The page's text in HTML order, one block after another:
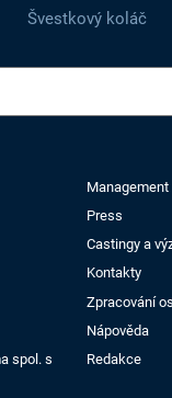
Švestkový koláč
Management
Press
Castingy a
Kontakty
Zpracování
Nápověda
spol. s
Redakce